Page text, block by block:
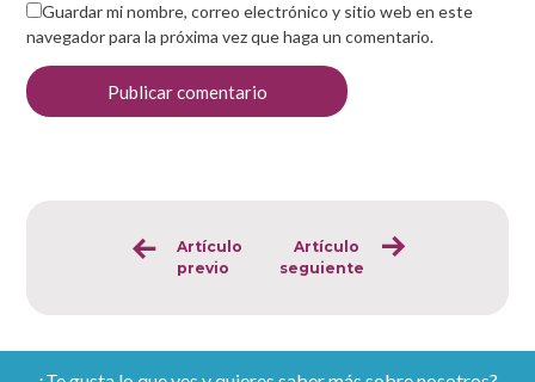
Guardar mi nombre, correo electrónico y sitio web en este
navegador para la próxima vez que haga un comentario.
Sigue
Artículo
previo
Artículo
seguiente